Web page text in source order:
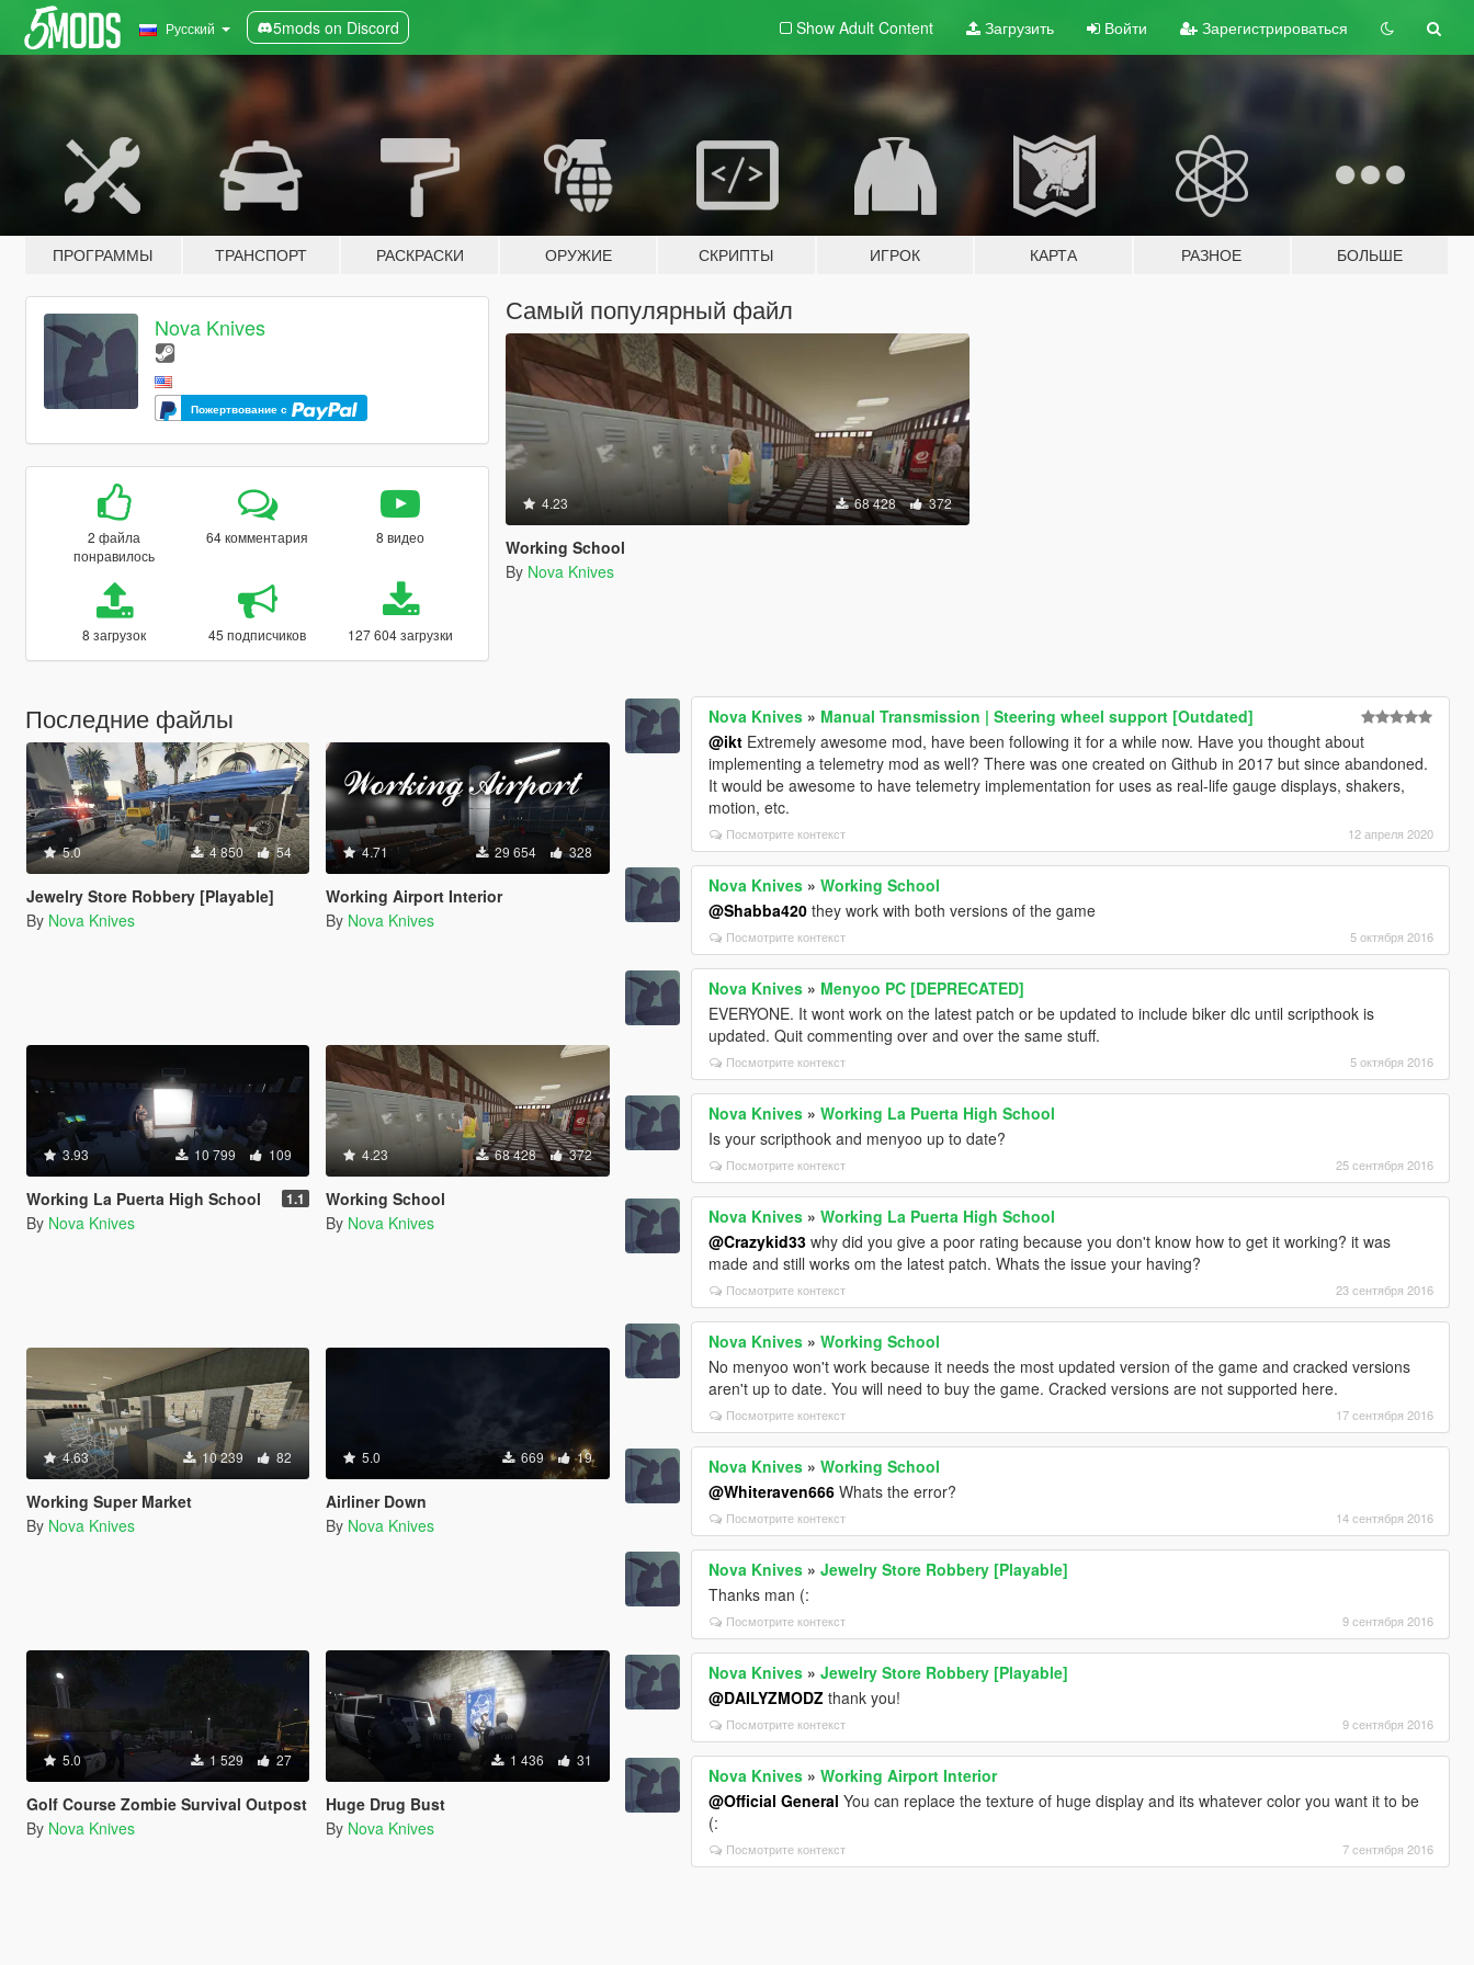
Русский 5mods on Discord Show Adult Content Загрузить Войти Зарегистрироваться
ПРОГРАММЫ ТРАНСПОРТ РАСКРАСКИ ОРУЖИЕ СКРИПТЫ ИГРОК КАРТА РАЗНОЕ БОЛЬШЕ
Nova Knives
Пожертвование с
2 файла
понравилось
64 комментария 8 видео
8 загрузок 45 подписчиков 127 604 загрузки
Самый популярный файл
4.23 68 428 372
Working School
By Nova Knives
Последние файлы
5.0 4 850 54
Jewelry Store Robbery [Playable]
By Nova Knives
4.71 29 654 328
Working Airport Interior
By Nova Knives
3.93 10 799 109
Working La Puerta High School 1.1
By Nova Knives
4.23 68 428 372
Working School
By Nova Knives
4.63 10 239 82
Working Super Market
By Nova Knives
5.0 669 19
Airliner Down
By Nova Knives
5.0 1 529 27
Golf Course Zombie Survival Outpost
By Nova Knives
1 436 31
Huge Drug Bust
By Nova Knives
Nova Knives » Manual Transmission | Steering wheel support [Outdated]
@ikt Extremely awesome mod, have been following it for a while now. Have you thought about
implementing a telemetry mod as well? There was one created on Github in 2017 but since abandoned.
It would be awesome to have telemetry implementation for uses as real-life gauge displays, shakers,
motion, etc.
Посмотрите контекст 12 апреля 2020
Nova Knives »Working School
@Shabba420 they work with both versions of the game
Посмотрите контекст 5 октября 2016
Nova Knives » Menyoo PC [DEPRECATED]
EVERYONE. It wont work on the latest patch or be updated to include biker dlc until scripthook is
updated. Quit commenting over and over the same stuff.
Посмотрите контекст 5 октября 2016
Nova Knives »Working La Puerta High School
Is your scripthook and menyoo up to date?
Посмотрите контекст 25 сентября 2016
Nova Knives »Working La Puerta High School
@Crazykid33 why did you give a poor rating because you don't know how to get it working? it was
made and still works om the latest patch. Whats the issue your having?
Посмотрите контекст 23 сентября 2016
Nova Knives »Working School
No menyoo won't work because it needs the most updated version of the game and cracked versions
aren't up to date. You will need to buy the game. Cracked versions are not supported here.
Посмотрите контекст 17 сентября 2016
Nova Knives »Working School
@Whiteraven666 Whats the error?
Посмотрите контекст 14 сентября 2016
Nova Knives »Jewelry Store Robbery [Playable]
Thanks man (:
Посмотрите контекст 9 сентября 2016
Nova Knives »Jewelry Store Robbery [Playable]
@DAILYZMODZ thank you!
Посмотрите контекст 9 сентября 2016
Nova Knives »Working Airport Interior
@Official General You can replace the texture of huge display and its whatever color you want it to be
(:
Посмотрите контекст 7 сентября 2016